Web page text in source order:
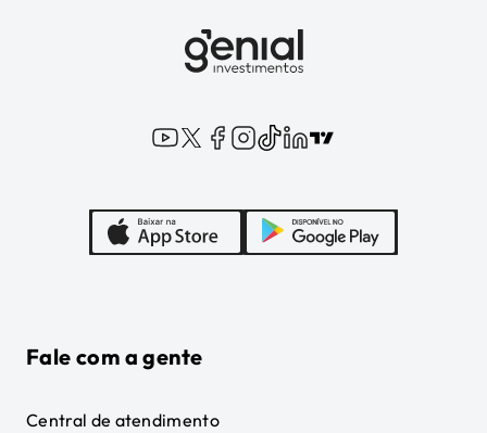
Fale com a gente
Central de atendimento